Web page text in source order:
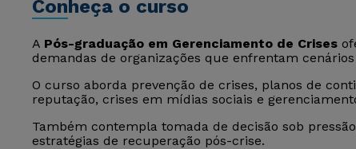
Conheça o curso
A Pós-graduação em Gerenciamento de Crises
demandas de organizações que enfrentam
O curso aborda prevenção de crises, planos de
reputação, crises em mídias sociais e
Também contempla tomada de decisão sob
estratégias de recuperação pós-crise.